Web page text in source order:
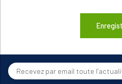
Recevez
par